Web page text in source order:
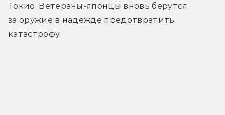
Токио. Ветераны-японцы вновь берутся
за оружие в надежде предотвратить
катастрофу.